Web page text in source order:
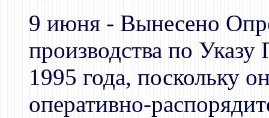
9 июня - Вынесено
производства по
1995 года, поскольку
оперативно-